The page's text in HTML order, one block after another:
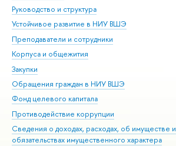
Руководство и структура
Устойчивое развитие в НИУ ВШЭ
Преподаватели и сотрудники
Корпуса и общежития
Закупки
Обращения граждан в НИУ ВШЭ
Фонд целевого капитала
Противодействие коррупции
Сведения о доходах, расходах, об имуществе и
обязательствах имущественного характера